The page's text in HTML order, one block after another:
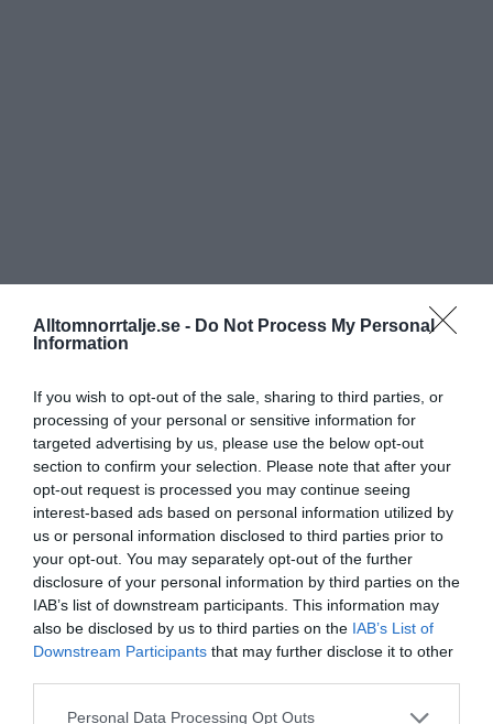
Alltomnorrtalje.se - Do Not Process My Personal
Information
If you wish to opt-out of the sale, sharing to third parties, or
processing of your personal or sensitive information for
targeted advertising by us, please use the below opt-out
section to confirm your selection. Please note that after your
opt-out request is processed you may continue seeing
interest-based ads based on personal information utilized by
us or personal information disclosed to third parties prior to
your opt-out. You may separately opt-out of the further
disclosure of your personal information by third parties on the
IAB’s list of downstream participants. This information may
also be disclosed by us to third parties on the IAB’s List of
Downstream Participants that may further disclose it to other
Personal Data Processing Opt Outs